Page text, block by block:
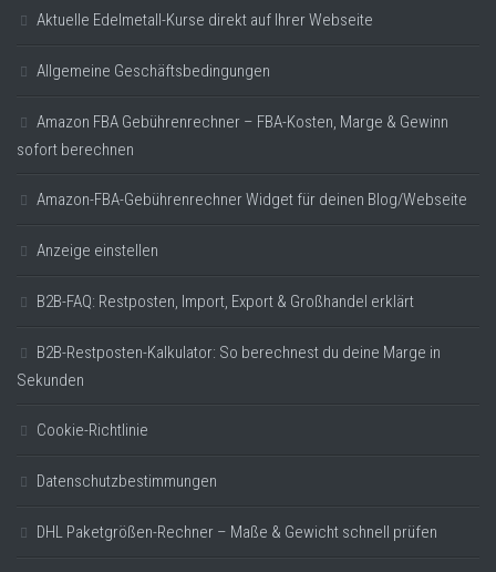
Aktuelle Edelmetall-Kurse direkt auf Ihrer Webseite
Allgemeine Geschäftsbedingungen
Amazon FBA Gebührenrechner – FBA-Kosten, Marge & Gewinn
sofort berechnen
Amazon-FBA-Gebührenrechner Widget für deinen Blog/Webseite
Anzeige einstellen
B2B-FAQ: Restposten, Import, Export & Großhandel erklärt
B2B-Restposten-Kalkulator: So berechnest du deine Marge in
Sekunden
Cookie-Richtlinie
Datenschutzbestimmungen
DHL Paketgrößen-Rechner – Maße & Gewicht schnell prüfen